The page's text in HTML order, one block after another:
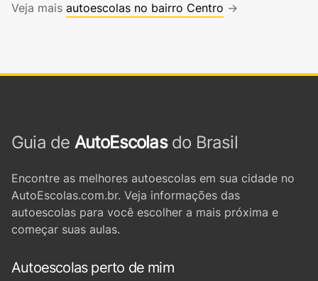
Veja mais autoescolas no bairro Centro →
Guia de AutoEscolasdo Brasil
Encontre as melhores autoescolas em sua cidade no
AutoEscolas.com.br. Veja informações das
autoescolas para você escolher a mais próxima e
começar suas aulas.
Autoescolas perto de mim